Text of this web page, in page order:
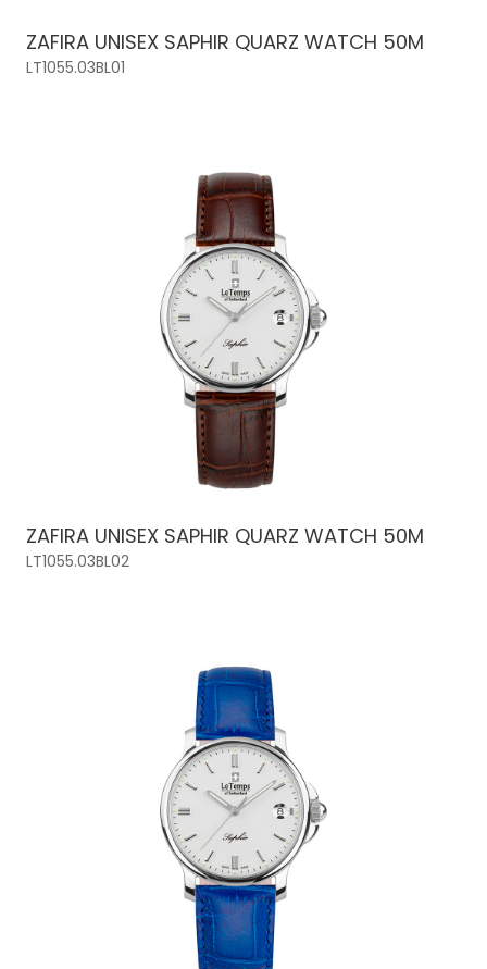
ZAFIRA UNISEX SAPHIR QUARZ WATCH 50M
LT1055.03BL01
ZAFIRA UNISEX SAPHIR QUARZ WATCH 50M
LT1055.03BL02